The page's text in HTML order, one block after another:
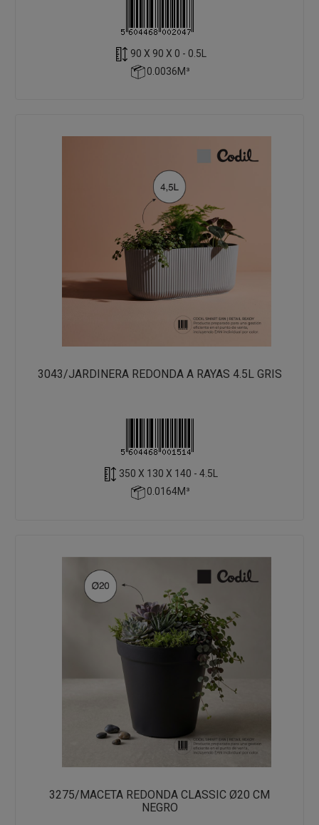
90 X 90 X 0 - 0.5L
0.0036M³
3043/JARDINERA REDONDA A RAYAS 4.5L GRIS
350 X 130 X 140 - 4.5L
0.0164M³
3275/MACETA REDONDA CLASSIC Ø20 CM
NEGRO